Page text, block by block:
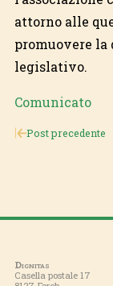
attorno alle
promuovere
legislativo.
Comunicato
Post precedente
Dignitas
Casella postale 17